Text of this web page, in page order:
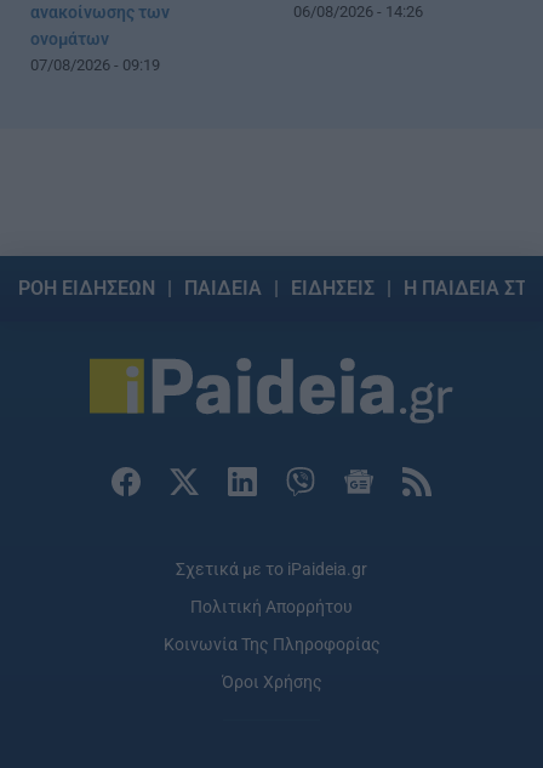
ανακοίνωσης των
ονομάτων
07/08/2026 - 09:19
06/08/2026 - 14:26
ΡΟΗ ΕΙΔΗΣΕΩΝ ΠΑΙΔΕΙΑ ΕΙΔΗΣΕΙΣ Η ΠΑΙΔΕΙΑ
Σχετικά με το iPaideia.gr
Πολιτική Απορρήτου
Κοινωνία Της Πληροφορίας
Όροι Χρήσης